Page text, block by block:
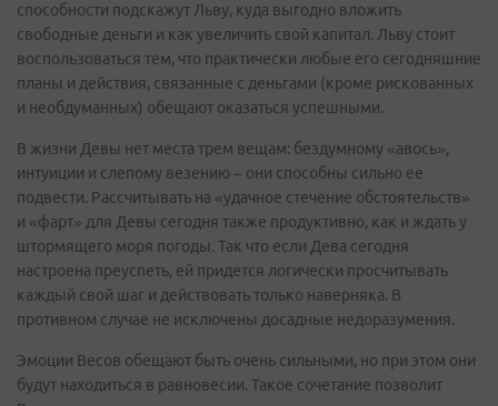
способности подскажут Льву, куда выгодно вложить
свободные деньги и как увеличить свой капитал. Льву стоит
воспользоваться тем, что практически любые его сегодняшние
планы и действия, связанные с деньгами (кроме рискованных
и необдуманных) обещают оказаться успешными.
В жизни Девы нет места трем вещам: бездумному «авось»,
интуиции и слепому везению – они способны сильно ее
подвести. Рассчитывать на «удачное стечение обстоятельств»
и «фарт» для Девы сегодня также продуктивно, как и ждать у
штормящего моря погоды. Так что если Дева сегодня
настроена преуспеть, ей придется логически просчитывать
каждый свой шаг и действовать только наверняка. В
противном случае не исключены досадные недоразумения.
Эмоции Весов обещают быть очень сильными, но при этом они
будут находиться в равновесии. Такое сочетание позволит